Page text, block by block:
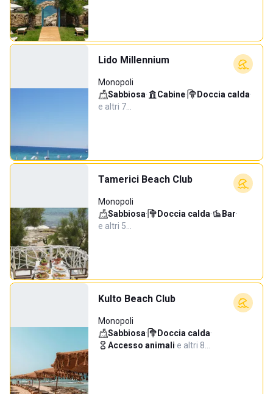
Lido Millennium
Monopoli
Sabbiosa· Cabine· Doccia calda·
e altri 7…
Tamerici Beach Club
Monopoli
Sabbiosa· Doccia calda· Bar·
e altri 5…
Kulto Beach Club
Monopoli
Sabbiosa· Doccia calda·
Accesso animali·e altri 8…